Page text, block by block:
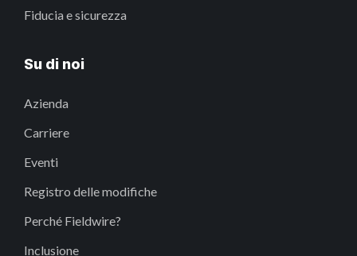
Fiducia e sicurezza
Su di noi
Azienda
Carriere
Eventi
Registro delle modifiche
Perché Fieldwire?
Inclusione